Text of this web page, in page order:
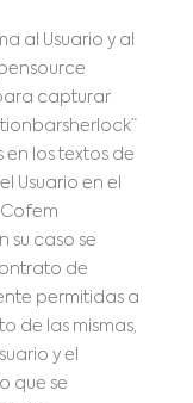
al Usuario y al
capturar
en los textos de
Usuario en el
su caso se
de
permitidas a
de las mismas,
y el
que se